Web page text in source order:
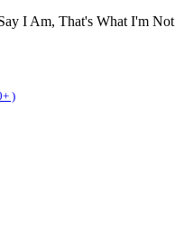
I Am, That's What I'm Not
)